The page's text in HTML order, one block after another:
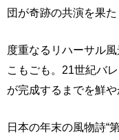
団が奇跡の共演を果た
度重なるリハーサル
こもごも。21世紀バ
が完成するまでを鮮や
日本の年末の風物詩“